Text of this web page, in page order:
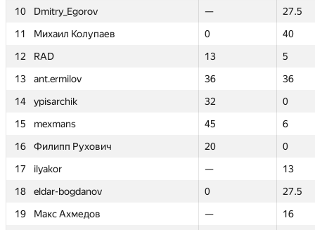
10
Dmitry_Egorov —
27.5
11
Михаил Колупаев 0
40
12
RAD 13
5
13
ant.ermilov 36
36
14
ypisarchik 32
0
15
mexmans 45
6
16
Филипп Рухович 20
0
17
ilyakor —
13
18
eldar-bogdanov 0
27.5
19
Макс Ахмедов —
16
10
Dmitry_Egorov —
27.5
11
Михаил Колупаев 0
40
12
RAD 13
5
13
ant.ermilov 36
36
14
ypisarchik 32
0
15
mexmans 45
6
16
Филипп Рухович 20
0
17
ilyakor —
13
18
eldar-bogdanov 0
27.5
19
Макс Ахмедов —
16